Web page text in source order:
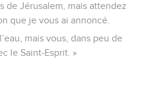
de Jérusalem, mais attendez
que je vous ai annoncé.
mais vous, dans peu de
le Saint-Esprit. »